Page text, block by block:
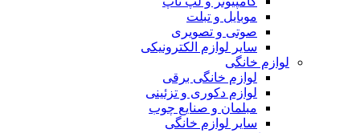
موبایل و تبلت
صوتی و تصویری
سایر لوازم الکترونیکی
لوازم خانگی
لوازم خانگی برقی
لوازم دکوری و تزئینی
مبلمان و صنایع چوب
سایر لوازم خانگی